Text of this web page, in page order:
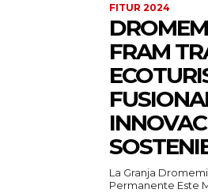
FITUR 2024
FRAM
La Granja
Permanente Este